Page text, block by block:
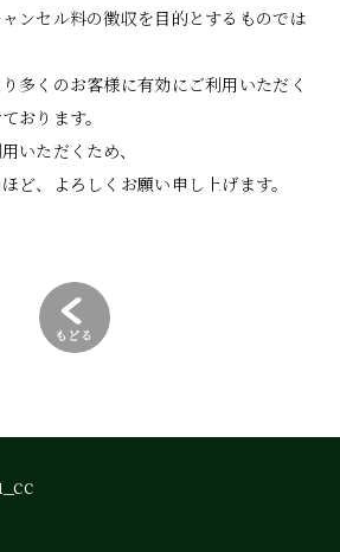
ンセル料の徴収を目的とするものでは
多くのお客様に有効にご利用いただく
おります。
いただくため、
ど、よろしくお願い申し上げます。